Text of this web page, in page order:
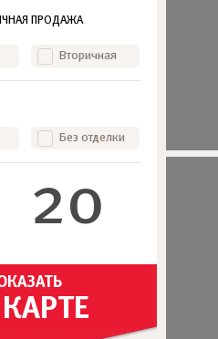
ПРОДАЖА
Вторичная
Без отделки
20